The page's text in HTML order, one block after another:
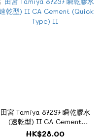
田宮 Tamiya 87237 瞬乾膠水
(速乾型) II CA Cement
(Quick Type) II
HK$28.00